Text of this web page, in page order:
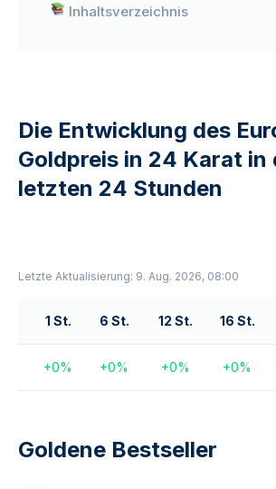
Inhaltsverzeichnis
Die Entwicklung des
Goldpreis in 24 Karat in
letzten 24 Stunden
Letzte Aktualisierung: 9. Aug. 2026, 08:00
1 St. 6 St. 12 St. 16 St.
+0% +0% +0% +0%
Goldene Bestseller